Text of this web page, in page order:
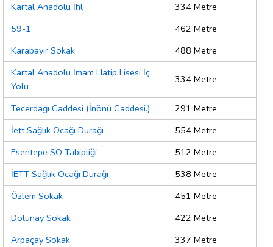
Kartal Anadolu İhl
334 Metre
59-1
462 Metre
Karabayır Sokak
488 Metre
Kartal Anadolu İmam Hatip Lisesi İç
Yolu
334 Metre
Tecerdağı Caddesi (İnönü Caddesi.)
291 Metre
İett Sağlık Ocağı Durağı
554 Metre
Esentepe SO Tabipliği
512 Metre
İETT Sağlık Ocağı Durağı
538 Metre
Özlem Sokak
451 Metre
Dolunay Sokak
422 Metre
Arpaçay Sokak
337 Metre